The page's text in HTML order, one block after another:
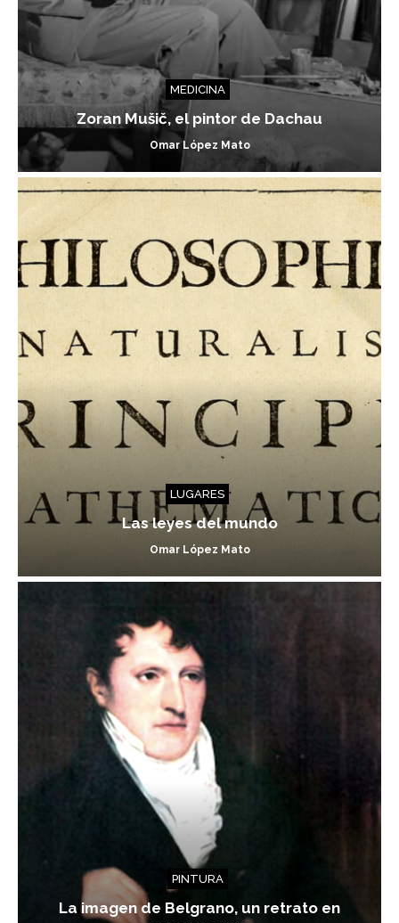
MEDICINA
Zoran Mušič, el pintor de Dachau
Omar López Mato
LUGARES
Las leyes del mundo
Omar López Mato
PINTURA
La imagen de Belgrano, un retrato en